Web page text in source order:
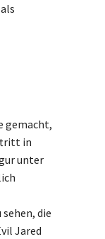
gemacht,
in
unter
die
Jared